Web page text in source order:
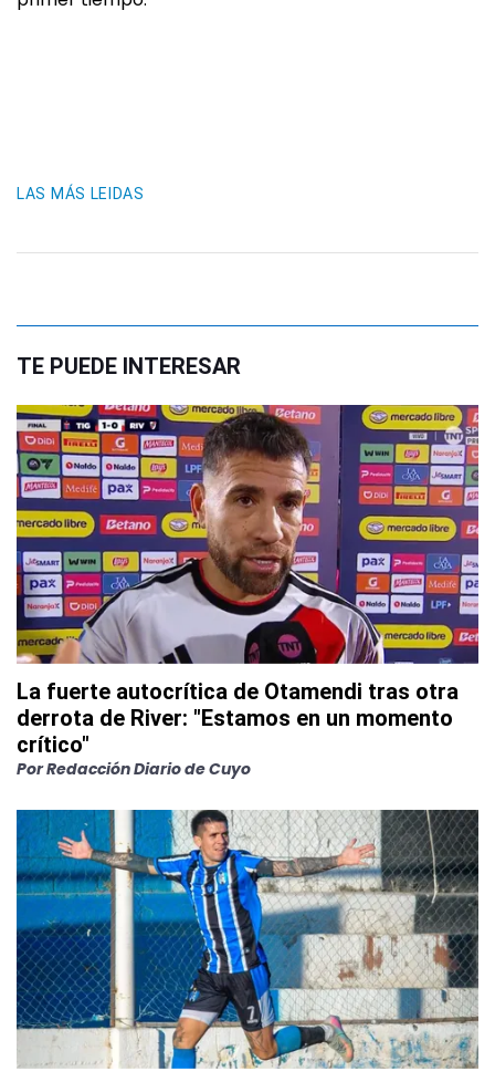
LAS MÁS LEIDAS
TE PUEDE INTERESAR
La fuerte autocrítica de Otamendi tras otra
derrota de River: "Estamos en un momento
crítico"
PorRedacción Diario de Cuyo